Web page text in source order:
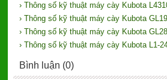
› Thông số kỹ thuật máy cày Kubota
› Thông số kỹ thuật máy cày Kubota
› Thông số kỹ thuật máy cày Kubota
› Thông số kỹ thuật máy cày Kubota L1-
Bình luận (0)